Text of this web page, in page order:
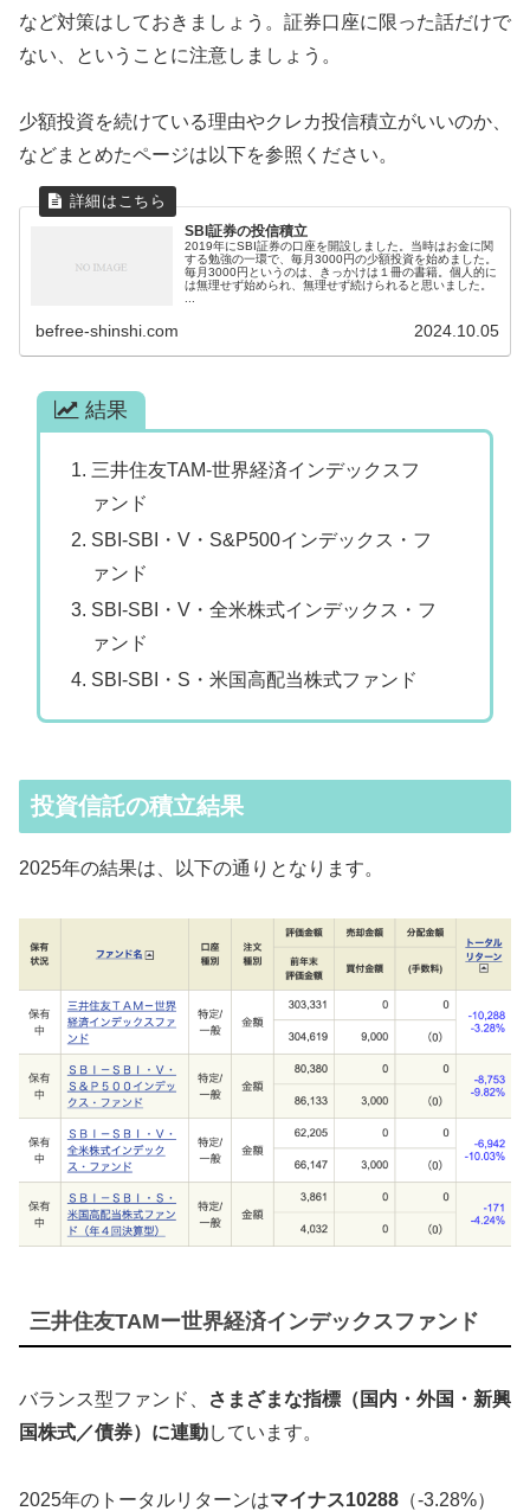
など対策はしておきましょう。証券口座に限った話だけで
ない、ということに注意しましょう。
少額投資を続けている理由やクレカ投信積立がいいのか、
などまとめたページは以下を参照ください。
SBI証券の投信積立
2019年にSBI証券の口座を開設しました。当時はお金に関
する勉強の一環で、毎月3000円の少額投資を始めました。
毎月3000円というのは、きっかけは１冊の書籍。個人的に
は無理せず始められ、無理せず続けられると思いました。
befree-shinshi.com 2024.10.05
結果
三井住友TAM-世界経済インデックスフ
ァンド
SBI-SBI・V・S&P500インデックス・フ
ァンド
SBI-SBI・V・全米株式インデックス・フ
ァンド
SBI-SBI・S・米国高配当株式ファンド
投資信託の積立結果
2025年の結果は、以下の通りとなります。
三井住友TAMー世界経済インデックスファンド
バランス型ファンド、
さまざまな指標（国内・外国・新興
国株式／債券）に連動しています。
2025年のトータルリターンはマイナス10288 （-3.28%）